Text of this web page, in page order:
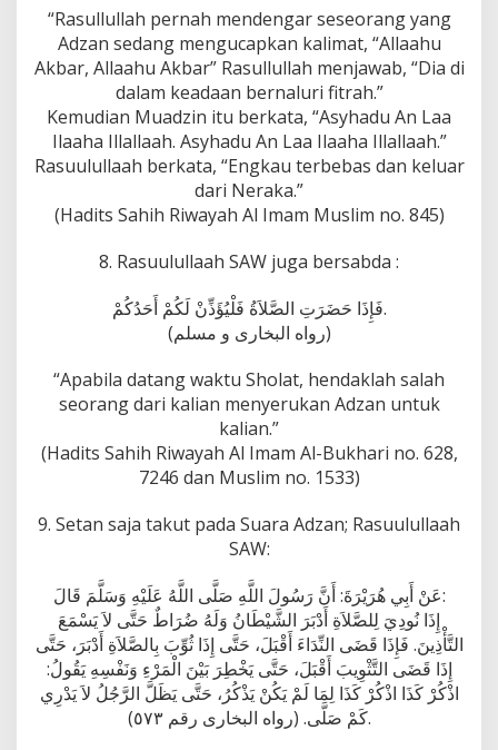
“Rasullullah pernah mendengar seseorang yang
Adzan sedang mengucapkan kalimat, “Allaahu
Akbar, Allaahu Akbar” Rasullullah menjawab, “Dia di
dalam keadaan bernaluri fitrah.”
Kemudian Muadzin itu berkata, “Asyhadu An Laa
Ilaaha Illallaah. Asyhadu An Laa Ilaaha Illallaah.”
Rasuulullaah berkata, “Engkau terbebas dan keluar
dari Neraka.”
(Hadits Sahih Riwayah Al Imam Muslim no. 845)
8. Rasuulullaah SAW juga bersabda :
فَإِذَا حَضَرَتِ الصَّلاَةُ فَلْيُؤَذِّنْ لَكُمْ أَحَدُكُمْ.
(رواه البخارى و مسلم)
“Apabila datang waktu Sholat, hendaklah salah
seorang dari kalian menyerukan Adzan untuk
kalian.”
(Hadits Sahih Riwayah Al Imam Al-Bukhari no. 628,
7246 dan Muslim no. 1533)
9. Setan saja takut pada Suara Adzan; Rasuulullaah
SAW:
عَنْ أَبِي هُرَيْرَةَ: أَنَّ رَسُولَ اللَّهِ صَلَّى اللَّهُ عَلَيْهِ وَسَلَّمَ قَالَ:
إِذَا نُودِيَ لِلصَّلاَةِ أَدْبَرَ الشَّيْطَانُ وَلَهُ ضُرَاطٌ حَتَّى لاَ يَسْمَعَ
التَّأْذِينَ. فَإِذَا قَضَى النِّدَاءَ أَقْبَلَ، حَتَّى إِذَا ثُوِّبَ بِالصَّلاَةِ أَدْبَرَ، حَتَّى
إِذَا قَضَى التَّثْوِيبَ أَقْبَلَ، حَتَّى يَخْطِرَ بَيْنَ الْمَرْءِ وَنَفْسِهِ يَقُولُ:
اذْكُرْ كَذَا اذْكُرْ كَذَا لِمَا لَمْ يَكُنْ يَذْكُرُ، حَتَّى يَظَلَّ الرَّجُلُ لاَ يَدْرِي
كَمْ صَلَّى. (رواه البخارى رقم ٥٧٣).